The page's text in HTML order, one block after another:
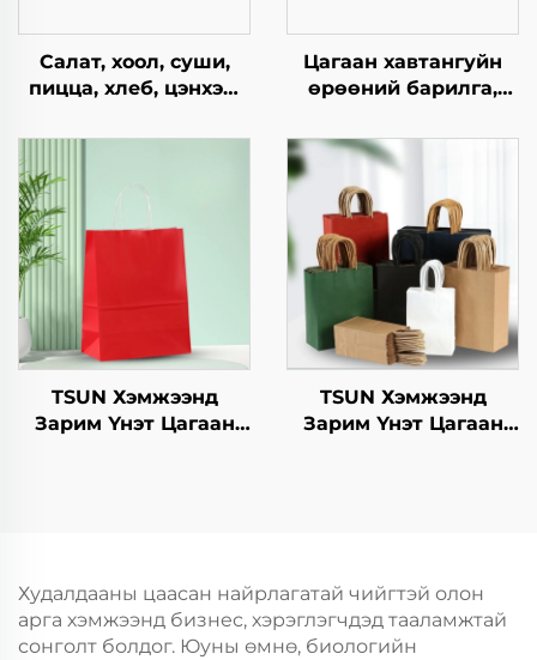
Салат, хоол, суши,
пицца, хлеб, цэнхэр,
гамбургерийг
зориулагдсан буцаж
ашиглах боломжтой
крафт хавтангаас
бүрдсэн дагуу, цэцэг,
хөнгөн хоолны
ашиглахад
Цагаан хавтангуйн
өрөөний барилга,
хавтангуудын цагаан
хуурмагийн талх,
салат, снэк, суши, цус,
хоол, амт, зүсэгчдийн
элсэн хоол зэрэгт
ашигладаг.
TSUN Хэмжээнд
Зарим Үнэт Цагаан
TSUN Хэмжээнд
Зарим Үнэт Цагаан
Пластик Пакинг
Худалдааны цаасан найрлагатай чийгтэй олон
арга хэмжээнд бизнес, хэрэглэгчдэд тааламжтай
сонголт болдог. Юуны өмнө, биологийн